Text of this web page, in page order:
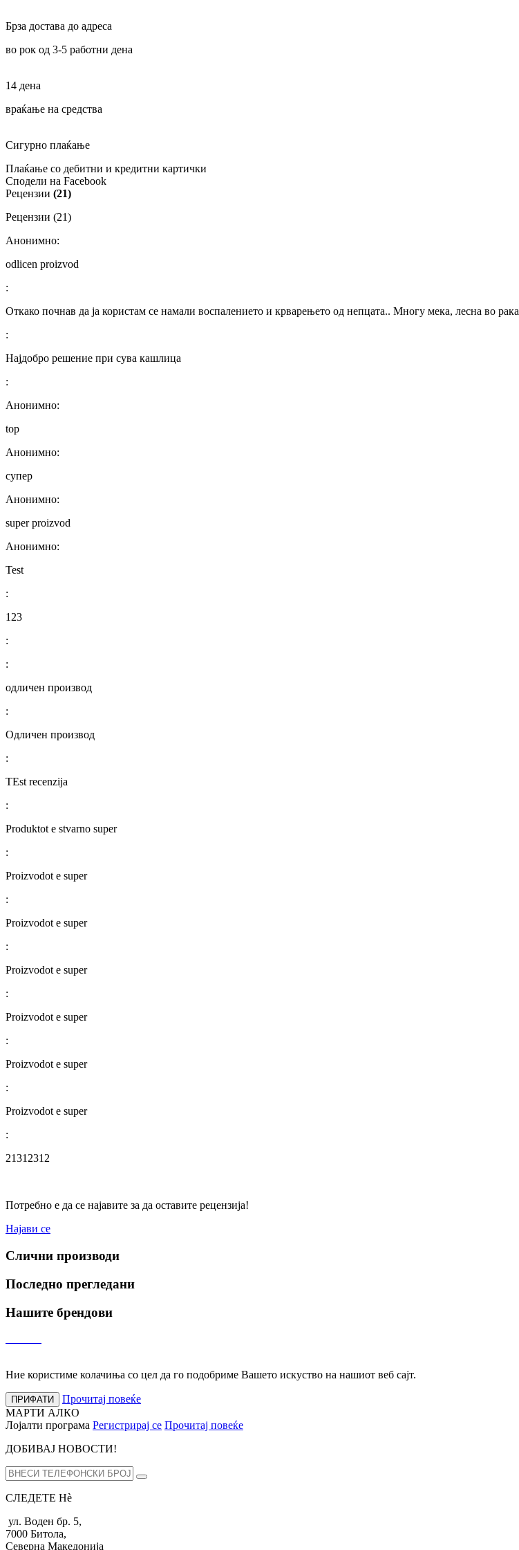
Брза достава до адреса
во рок од 3-5 работни дена
14 дена
враќање на средства
Сигурно плаќање
Плаќање со дебитни и кредитни картички
Сподели на Facebook
Рецензии (21)
Рецензии (21)
Анонимно:
odlicen proizvod
:
Откако почнав да ја користам се намали воспалението и крварењето од непцата.. Многу мека, лесна во рака
:
Најдобро решение при сува кашлица
:
Анонимно:
top
Анонимно:
супер
Анонимно:
super proizvod
Анонимно:
Test
:
123
:
:
одличен производ
:
Одличен производ
:
TEst recenzija
:
Produktot e stvarno super
:
Proizvodot e super
:
Proizvodot e super
:
Proizvodot e super
:
Proizvodot e super
:
Proizvodot e super
:
Proizvodot e super
:
21312312
Потребно е да се најавите за да оставите рецензија!
Најави се
Слични производи
Последно прегледани
Нашите брендови
Ние користиме колачиња со цел да го подобриме Вашето искуство на нашиот веб сајт.
ПРИФАТИ
Прочитај повеќе
МАРТИ АЛКО
Лојалти програма Регистрирај се Прочитај повеќе
ДОБИВАЈ НОВОСТИ!
СЛЕДЕТЕ Нѐ
ул. Воден бр. 5,
7000 Битола,
Северна Македонија